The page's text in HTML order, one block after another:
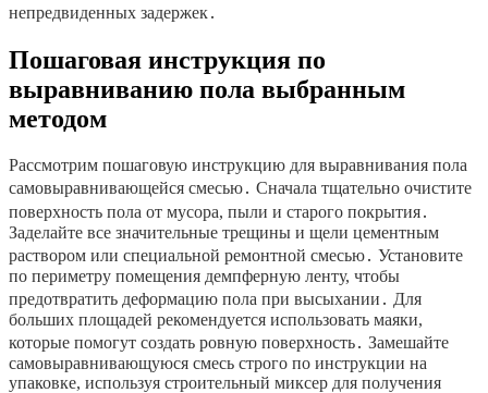
непредвиденных задержек․
Пошаговая инструкция по
выравниванию пола выбранным
методом
Рассмотрим пошаговую инструкцию для выравнивания пола
самовыравнивающейся смесью․ Сначала тщательно очистите
поверхность пола от мусора, пыли и старого покрытия․
Заделайте все значительные трещины и щели цементным
раствором или специальной ремонтной смесью․ Установите
по периметру помещения демпферную ленту, чтобы
предотвратить деформацию пола при высыхании․ Для
больших площадей рекомендуется использовать маяки,
которые помогут создать ровную поверхность․ Замешайте
самовыравнивающуюся смесь строго по инструкции на
упаковке, используя строительный миксер для получения